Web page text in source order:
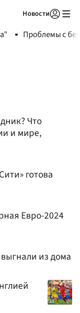
Новости
Проблемы с
Что
и мире,
готова
Евро-2024
из дома